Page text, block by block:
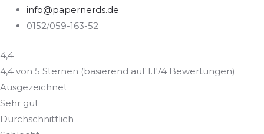
info@papernerds.de
0152/059-163-52
4,4
4,4 von 5 Sternen (basierend auf 1.174 Bewertungen)
Ausgezeichnet
Sehr gut
Durchschnittlich